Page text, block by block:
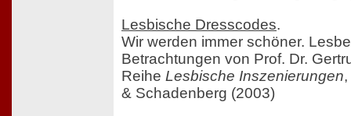
Lesbische Dresscodes.
Wir werden immer schöner.
Betrachtungen von Prof. Dr.
Reihe Lesbische Inszenierungen
& Schadenberg (2003)